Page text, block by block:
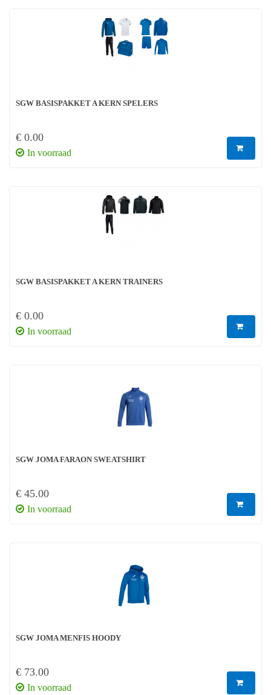
SGW BASISPAKKET A KERN SPELERS
€ 0.00
In voorraad
SGW BASISPAKKET A KERN TRAINERS
€ 0.00
In voorraad
SGW JOMA FARAON SWEATSHIRT
€ 45.00
In voorraad
SGW JOMA MENFIS HOODY
€ 73.00
In voorraad